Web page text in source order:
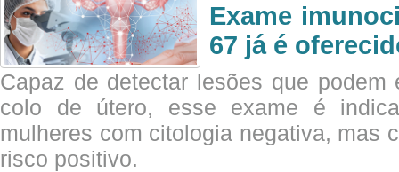
Exame
67 já é
Capaz de detectar lesões que
colo de útero, esse exame é
mulheres com citologia negativa, mas
risco positivo.